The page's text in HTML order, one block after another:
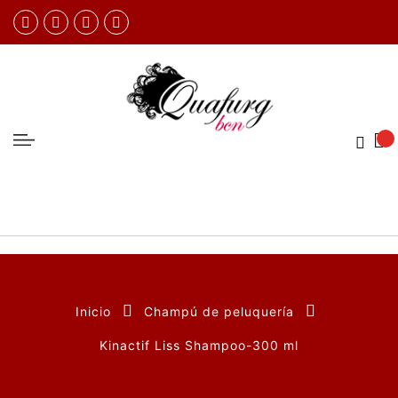
Inicio Champú de peluquería
Kinactif Liss Shampoo-300 ml